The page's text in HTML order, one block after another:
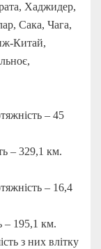
Хаджидер,
Сака, Чага,
Китай,
– 45
– 329,1 км.
– 16,4
– 195,1 км.
з них влітку